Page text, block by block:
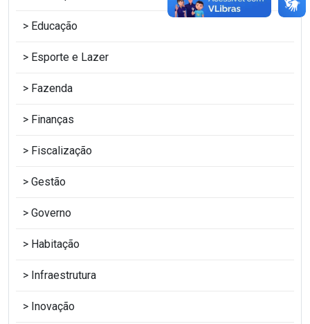
Educação
Esporte e Lazer
Fazenda
Finanças
Fiscalização
Gestão
Governo
Habitação
Infraestrutura
Inovação